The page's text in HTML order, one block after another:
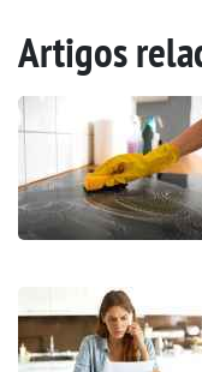
Artigos